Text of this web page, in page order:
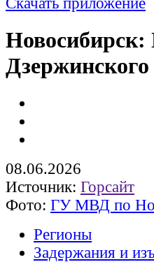
Новосибирск:
Дзержинского
08.06.2026
Источник: Горсайт
Фото: ГУ МВД по
Регионы
Задержания и